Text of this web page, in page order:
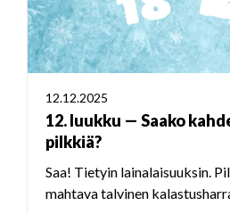
12.12.2025
12. luukku — Saako
pilkkiä?
Saa! Tietyin lainalaisuuksin.
mahtava talvinen